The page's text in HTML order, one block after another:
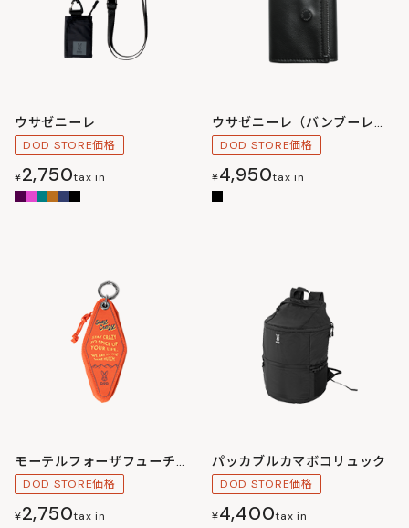
ウサゼニーレ
DOD STORE価格
¥2,750tax in
ウサゼニーレ（バンブーレザー）
DOD STORE価格
¥4,950tax in
モーテルフォーザフューチャー
DOD STORE価格
¥2,750tax in
パッカブルカマボコリュック
DOD STORE価格
¥4,400tax in